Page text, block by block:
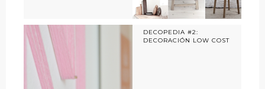
DECOPEDIA #2:
DECORACIÓN LOW COST